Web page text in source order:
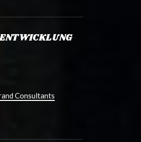
Consultants